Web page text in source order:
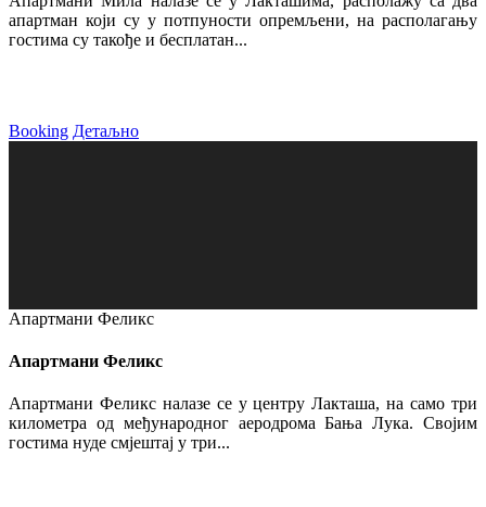
апартман који су у потпуности опремљени, на располагању
гостима су такође и бесплатан...
Booking Детаљно
Апартмани Феликс
Апартмани Феликс
Апартмани Феликс налазе се у центру Лакташа, на само три
километра од међународног аеродрома Бања Лука. Својим
гостима нуде смјештај у три...